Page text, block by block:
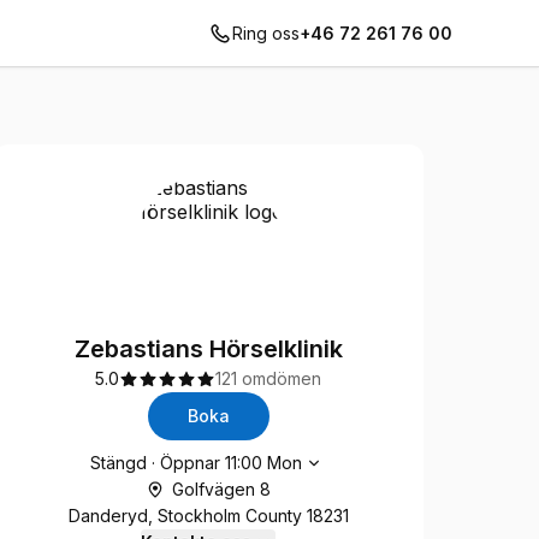
Ring oss+46 72 261 76 00
Zebastians Hörselklinik
5.0
121 omdömen
Boka
Öppettider
Stängd ·Öppnar 11:00 Mon
Golfvägen 8
Danderyd, Stockholm County 18231